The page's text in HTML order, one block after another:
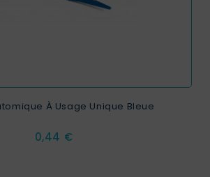
À Usage Unique Bleue
Prix
0,44 €